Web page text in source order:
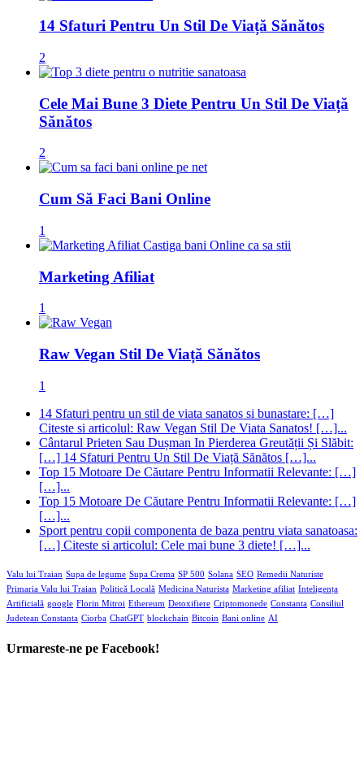
14 Sfaturi Pentru Un Stil De Viață Sănătos
2
Cele Mai Bune 3 Diete Pentru Un Stil De Viață
Sănătos
2
Cum Să Faci Bani Online
1
Marketing Afiliat
1
Raw Vegan Stil De Viață Sănătos
1
14 Sfaturi pentru un stil de viata sanatos si bunastare: […]
Citeste si articolul: Raw Vegan Stil De Viata Sanatos! […]...
Cântarul Prieten Sau Dușman In Pierderea Greutății Și Slăbit:
[…] 14 Sfaturi Pentru Un Stil De Viață Sănătos […]...
Top 15 Motoare De Căutare Pentru Informatii Relevante: […]
[…]...
Top 15 Motoare De Căutare Pentru Informatii Relevante: […]
[…]...
Sport pentru copii componenta de baza pentru viata sanatoasa:
[…] Citeste si articolul: Cele mai bune 3 diete! […]...
Valu lui Traian Supa de legume Supa Crema SP 500 Solana SEO Remedii Naturiste
Primaria Valu lui Traian Politică Locală Medicina Naturista Marketing afiliat Inteligența
Artificială google Florin Mitroi Ethereum Detoxifiere Criptomonede Constanta Consiliul
Judetean Constanta Ciorba ChatGPT blockchain Bitcoin Bani online AI
Urmareste-ne pe Facebook!